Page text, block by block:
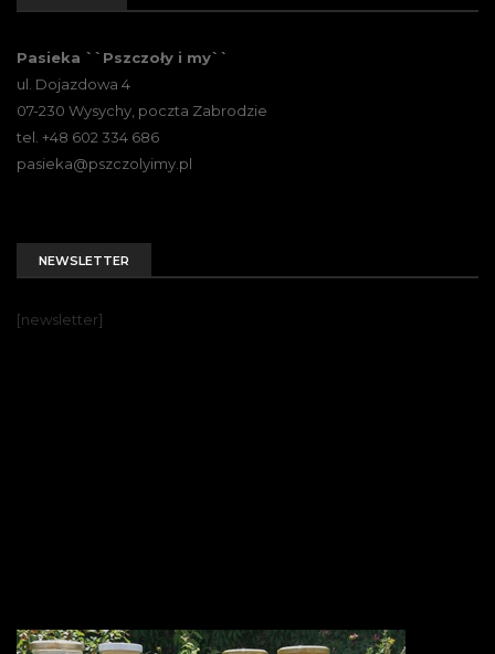
Pasieka ``Pszczoły i my``
ul. Dojazdowa 4
07-230 Wysychy, poczta Zabrodzie
tel. +48 602 334 686
pasieka@pszczolyimy.pl
NEWSLETTER
[newsletter]